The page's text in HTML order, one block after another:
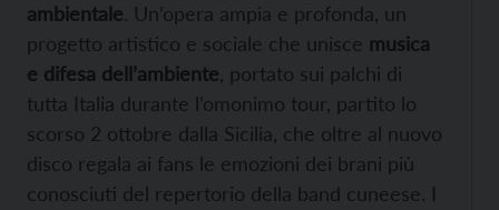
ambientale. Un’opera ampia e profonda, un
progetto artistico e sociale che unisce musica
e difesa dell’ambiente , portato sui palchi di
tutta Italia durante l’omonimo tour, partito lo
scorso 2 ottobre dalla Sicilia, che oltre al nuovo
disco regala ai fans le emozioni dei brani più
conosciuti del repertorio della band cuneese. I